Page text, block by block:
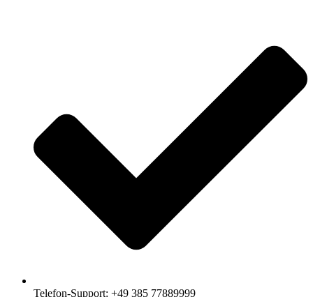
Telefon-Support: +49 385 77889999